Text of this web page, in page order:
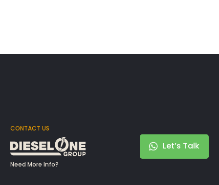
CONTACT US
Need More Info?
Let’s Talk